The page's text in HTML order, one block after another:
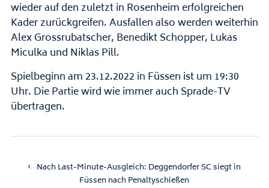
wieder auf den zuletzt in Rosenheim erfolgreichen
Kader zurückgreifen. Ausfallen also werden weiterhin
Alex Grossrubatscher, Benedikt Schopper, Lukas
Miculka und Niklas Pill.
Spielbeginn am 23.12.2022 in Füssen ist um 19:30
Uhr. Die Partie wird wie immer auch Sprade-TV
übertragen.
Nach Last-Minute-Ausgleich: Deggendorfer SC siegt in
Füssen nach Penaltyschießen